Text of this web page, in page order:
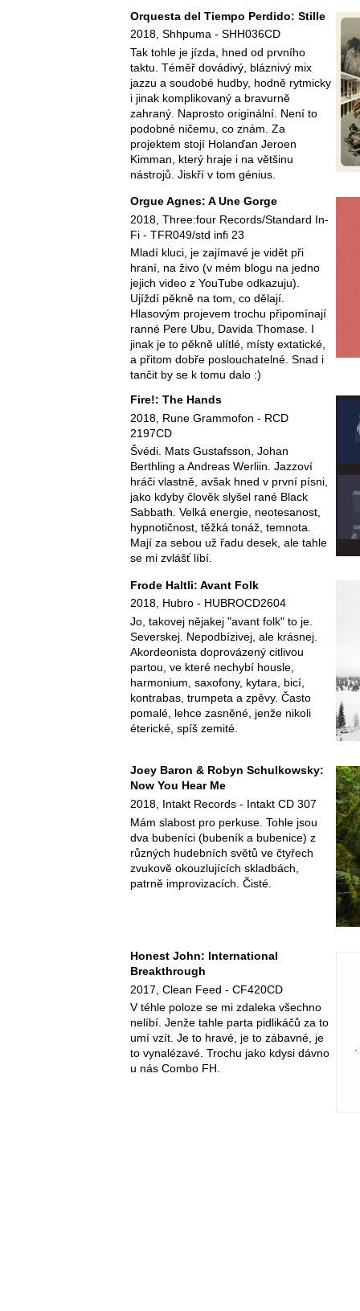
Orquesta del Tiempo Perdido: Stille
2018, Shhpuma - SHH036CD
Tak tohle je jízda, hned od prvního
taktu. Téměř dovádivý, bláznivý mix
jazzu a soudobé hudby, hodně rytmicky
i jinak komplikovaný a bravurně
zahraný. Naprosto originální. Není to
podobné ničemu, co znám. Za
projektem stojí Holanďan Jeroen
Kimman, který hraje i na většinu
nástrojů. Jiskří v tom génius.
Orgue Agnes: A Une Gorge
2018, Three:four Records/Standard In-
Fi - TFR049/std infi 23
Mladí kluci, je zajímavé je vidět při
hraní, na živo (v mém blogu na jedno
jejich video z YouTube odkazuju).
Ujíždí pěkně na tom, co dělají.
Hlasovým projevem trochu připomínají
ranné Pere Ubu, Davida Thomase. I
jinak je to pěkně ulítlé, místy extatické,
a přitom dobře poslouchatelné. Snad i
tančit by se k tomu dalo :)
Fire!: The Hands
2018, Rune Grammofon - RCD
2197CD
Švédi. Mats Gustafsson, Johan
Berthling a Andreas Werliin. Jazzoví
hráči vlastně, avšak hned v první písni,
jako kdyby člověk slyšel rané Black
Sabbath. Velká energie, neotesanost,
hypnotičnost, těžká tonáž, temnota.
Mají za sebou už řadu desek, ale tahle
se mi zvlášť líbí.
Frode Haltli: Avant Folk
2018, Hubro - HUBROCD2604
Jo, takovej nějakej "avant folk" to je.
Severskej. Nepodbízivej, ale krásnej.
Akordeonista doprovázený citlivou
partou, ve které nechybí housle,
harmonium, saxofony, kytara, bicí,
kontrabas, trumpeta a zpěvy. Často
pomalé, lehce zasněné, jenže nikoli
éterické, spíš zemité.
Joey Baron & Robyn Schulkowsky:
Now You Hear Me
2018, Intakt Records - Intakt CD 307
Mám slabost pro perkuse. Tohle jsou
dva bubeníci (bubeník a bubenice) z
různých hudebních světů ve čtyřech
zvukově okouzlujících skladbách,
patrně improvizacích. Čisté.
Honest John: International
Breakthrough
2017, Clean Feed - CF420CD
V téhle poloze se mi zdaleka všechno
nelíbí. Jenže tahle parta pidlikáčů za to
umí vzít. Je to hravé, je to zábavné, je
to vynalézavé. Trochu jako kdysi dávno
u nás Combo FH.